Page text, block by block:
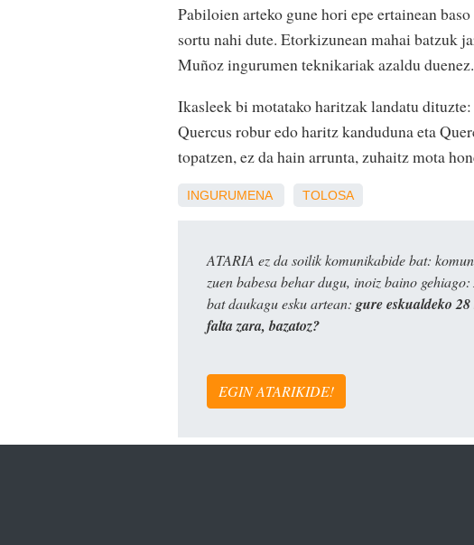
Pabiloien arteko gune hori epe ertainean
sortu nahi dute. Etorkizunean mahai batzuk
Muñoz ingurumen teknikariak azaldu duenez.
Ikasleek bi motatako haritzak landatu dituzte:
Quercus robur edo haritz kanduduna eta
topatzen, ez da hain arrunta, zuhaitz mota
INGURUMENA TOLOSA
ATARIA ez da soilik komunikabide bat:
zuen babesa behar dugu, inoiz baino gehiago:
bat daukagu esku artean: gure eskualdeko
falta zara, bazatoz?
EGIN ATARIKIDE!